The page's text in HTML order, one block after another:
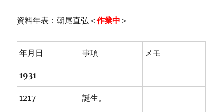
資料年表：朝尾直弘＜作業中 ＞
年月日 事項 メモ
1931
1217 誕生。